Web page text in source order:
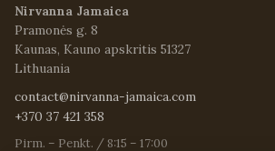
Nirvanna Jamaica
Pramonės g. 8
Kaunas, Kauno apskritis 51327
Lithuania
contact@nirvanna-jamaica.com
+370 37 421 358
Pirm. – Penkt. / 8:15 – 17:00